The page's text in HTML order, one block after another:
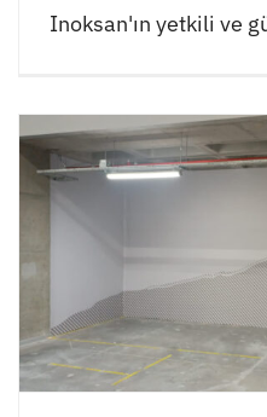
Inoksan'ın yetkili ve